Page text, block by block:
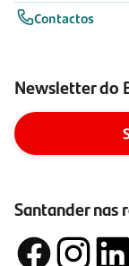
Contactos
Newsletter do
Santander nas